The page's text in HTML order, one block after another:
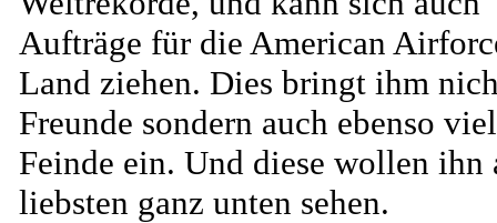
Aufträge für die American
Land ziehen. Dies bringt ihm
Freunde sondern auch ebenso
Feinde ein. Und diese wollen ihn
liebsten ganz unten sehen.